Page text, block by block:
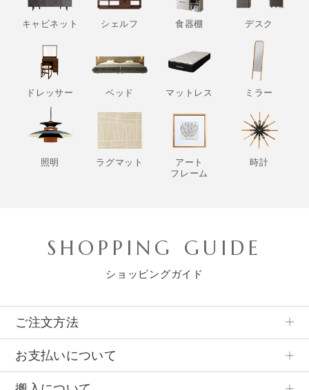
キャビネット シェルフ 食器棚 デスク
ドレッサー ベッド マットレス ミラー
照明 ラグマット
アート
フレーム
時計
SHOPPING GUIDE
ショッピングガイド
ご注文方法
お支払いについて